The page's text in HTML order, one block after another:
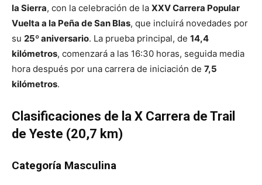
la Sierra, con la celebración de la XXV Carrera Popular
Vuelta a la Peña de San Blas, que incluirá novedades por
su 25º aniversario. La prueba principal, de 14,4
kilómetros, comenzará a las 16:30 horas, seguida media
hora después por una carrera de iniciación de 7,5
kilómetros.
Clasificaciones de la X Carrera de Trail
de Yeste (20,7 km)
Categoría Masculina